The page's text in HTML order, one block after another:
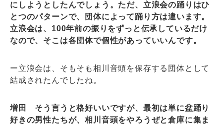
にしようとしたんでしょう。ただ、立浪会の踊りはひ
とつのパターンで、団体によって踊り方は違います。
立浪会は、100年前の振りをずっと伝承しているだけ
なので、そこは各団体で個性があっていいんです。
ー立浪会は、そもそも相川音頭を保存する団体として
結成されたんでしたね。
増田 そう言うと格好いいですが、最初は単に盆踊り
好きの男性たちが、相川音頭をやろうぜと倉庫に集ま